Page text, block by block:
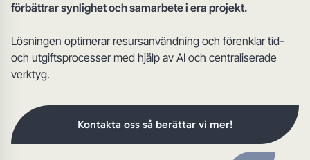
förbättrar synlighet och samarbete i era projekt.
Lösningen optimerar resursanvändning och förenklar tid-
och utgiftsprocesser med hjälp av AI och centraliserade
verktyg.
Kontakta oss så berättar vi mer!